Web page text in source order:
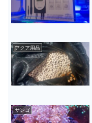
アクア用品
サンゴ